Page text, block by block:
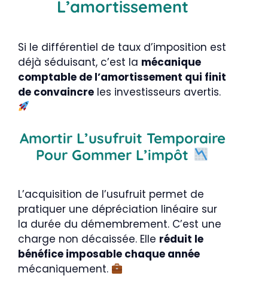
L’amortissement
Si le différentiel de taux d’imposition est
déjà séduisant, c’est la mécanique
comptable de l’amortissement qui finit
de convaincre les investisseurs avertis.
Amortir L’usufruit Temporaire
Pour Gommer L’impôt
L’acquisition de l’usufruit permet de
pratiquer une dépréciation linéaire sur
la durée du démembrement. C’est une
charge non décaissée. Elle réduit le
bénéfice imposable chaque année
mécaniquement.